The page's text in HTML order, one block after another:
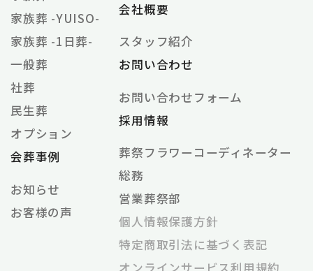
家族葬 -YUISO-
家族葬 -1日葬-
一般葬
社葬
民生葬
オプション
会葬事例
お知らせ
お客様の声
会社概要
スタッフ紹介
お問い合わせ
お問い合わせフォーム
採用情報
葬祭フラワーコーディネーター
総務
営業葬祭部
個⼈情報保護⽅針
特定商取引法に基づく表記
オンラインサービス利⽤規約